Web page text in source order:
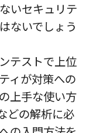
いセキュリテ
ないでしょう
テストで上位
ィが対策への
上手な使い方
どの解析に必